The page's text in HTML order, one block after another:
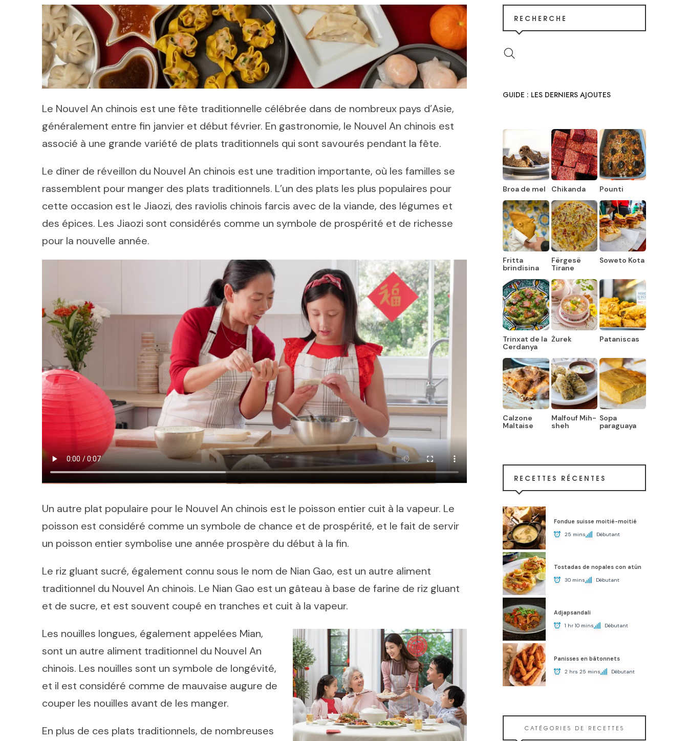
Le Nouvel An chinois est une fête traditionnelle célébrée dans de nombreux pays d’Asie,
généralement entre fin janvier et début février. En gastronomie, le Nouvel An chinois est
associé à une grande variété de plats traditionnels qui sont savourés pendant la fête.
Le dîner de réveillon du Nouvel An chinois est une tradition importante, où les familles se
rassemblent pour manger des plats traditionnels. L’un des plats les plus populaires pour
cette occasion est le Jiaozi, des raviolis chinois farcis avec de la viande, des légumes et
des épices. Les Jiaozi sont considérés comme un symbole de prospérité et de richesse
pour la nouvelle année.
Un autre plat populaire pour le Nouvel An chinois est le poisson entier cuit à la vapeur. Le
poisson est considéré comme un symbole de chance et de prospérité, et le fait de servir
un poisson entier symbolise une année prospère du début à la fin.
Le riz gluant sucré, également connu sous le nom de Nian Gao, est un autre aliment
traditionnel du Nouvel An chinois. Le Nian Gao est un gâteau à base de farine de riz gluant
et de sucre, et est souvent coupé en tranches et cuit à la vapeur.
Les nouilles longues, également appelées Mian,
sont un autre aliment traditionnel du Nouvel An
chinois. Les nouilles sont un symbole de longévité,
et il est considéré comme de mauvaise augure de
couper les nouilles avant de les manger.
En plus de ces plats traditionnels, de nombreuses
RECHERCHE
GUIDE : LES DERNIERS AJOUTES
Broa de mel Chikanda Pounti
Fritta
brindisina
Fërgesë
Tirane
Soweto Kota
Trinxat de la
Cerdanya
Żurek Pataniscas
Calzone
Maltaise
Malfouf Mih-
sheh
Sopa
paraguaya
RECETTES RÉCENTES
Fondue suisse moitié-moitié
25 mins Débutant
Tostadas de nopales con atún
30 mins Débutant
Adjapsandali
1 hr 10 mins Débutant
Panisses en bâtonnets
2 hrs 25 mins Débutant
CATÉGORIES DE RECETTES